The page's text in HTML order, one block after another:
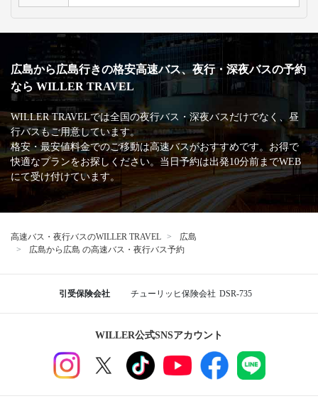
広島から広島行きの格安高速バス、夜行・深夜バスの予約
なら WILLER TRAVEL
WILLER TRAVELでは全国の夜行バス・深夜バスだけでなく、昼
行バスもご用意しています。
格安・最安値料金でのご移動は高速バスがおすすめです。お得で
快適なプランをお探しください。当日予約は出発10分前までWEB
にて受け付けています。
高速バス・夜行バスのWILLER TRAVEL
広島
広島から広島 の高速バス・夜行バス予約
引受保険会社 チューリッヒ保険会社 DSR-735
WILLER公式SNSアカウント